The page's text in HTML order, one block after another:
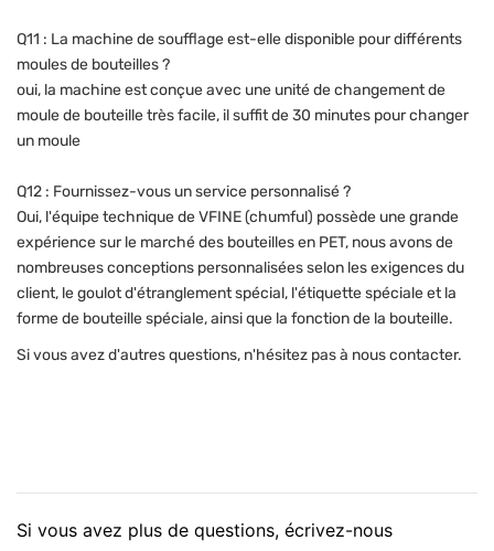
Q11 : La machine de soufflage est-elle disponible pour différents
moules de bouteilles ?
oui, la machine est conçue avec une unité de changement de
moule de bouteille très facile, il suffit de 30 minutes pour changer
un moule
Q12 : Fournissez-vous un service personnalisé ?
Oui, l'équipe technique de VFINE (chumful) possède une grande
expérience sur le marché des bouteilles en PET, nous avons de
nombreuses conceptions personnalisées selon les exigences du
client, le goulot d'étranglement spécial, l'étiquette spéciale et la
forme de bouteille spéciale, ainsi que la fonction de la bouteille.
Si vous avez d'autres questions, n'hésitez pas à nous contacter.
Si vous avez plus de questions, écrivez-nous